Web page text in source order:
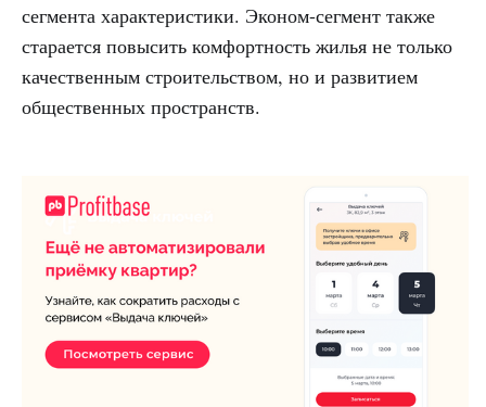
сегмента характеристики. Эконом-сегмент также
старается повысить комфортность жилья не только
качественным строительством, но и развитием
общественных пространств.